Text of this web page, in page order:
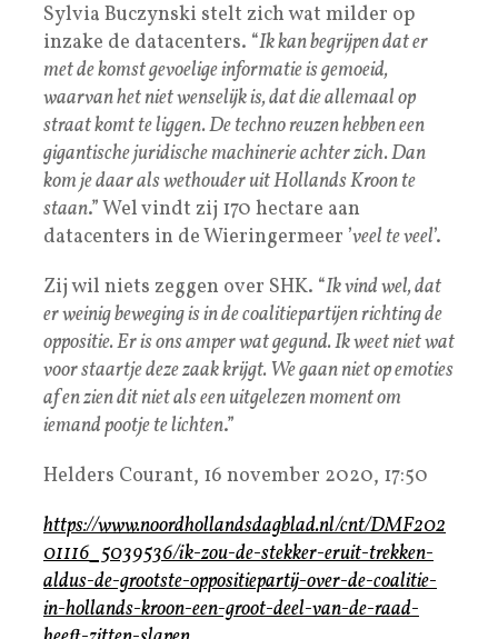
Sylvia Buczynski stelt zich wat milder op
inzake de datacenters. “Ik kan begrijpen dat er
met de komst gevoelige informatie is gemoeid,
waarvan het niet wenselijk is, dat die allemaal op
straat komt te liggen. De techno reuzen hebben een
gigantische juridische machinerie achter zich. Dan
kom je daar als wethouder uit Hollands Kroon te
staan.” Wel vindt zij 170 hectare aan
datacenters in de Wieringermeer ’veel te veel’.
Zij wil niets zeggen over SHK. “Ik vind wel, dat
er weinig beweging is in de coalitiepartijen richting de
oppositie. Er is ons amper wat gegund. Ik weet niet wat
voor staartje deze zaak krijgt. We gaan niet op emoties
af en zien dit niet als een uitgelezen moment om
iemand pootje te lichten.”
Helders Courant, 16 november 2020, 17:50
https://www.noordhollandsdagblad.nl/cnt/DMF202
01116_5039536/ik-zou-de-stekker-eruit-trekken-
aldus-de-grootste-oppositiepartij-over-de-coalitie-
in-hollands-kroon-een-groot-deel-van-de-raad-